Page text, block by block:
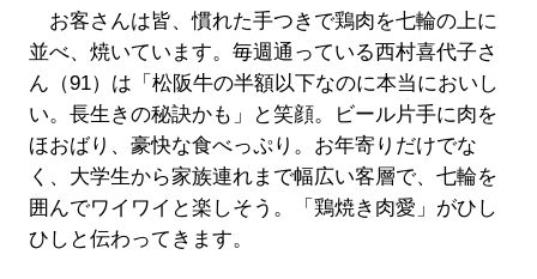
お客さんは皆、慣れた手つきで鶏肉を七輪の上に
並べ、焼いています。毎週通っている西村喜代子さ
ん（91）は「松阪牛の半額以下なのに本当においし
い。長生きの秘訣かも」と笑顔。ビール片手に肉を
ほおばり、豪快な食べっぷり。お年寄りだけでな
く、大学生から家族連れまで幅広い客層で、七輪を
囲んでワイワイと楽しそう。「鶏焼き肉愛」がひし
ひしと伝わってきます。